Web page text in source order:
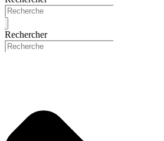
Rechercher